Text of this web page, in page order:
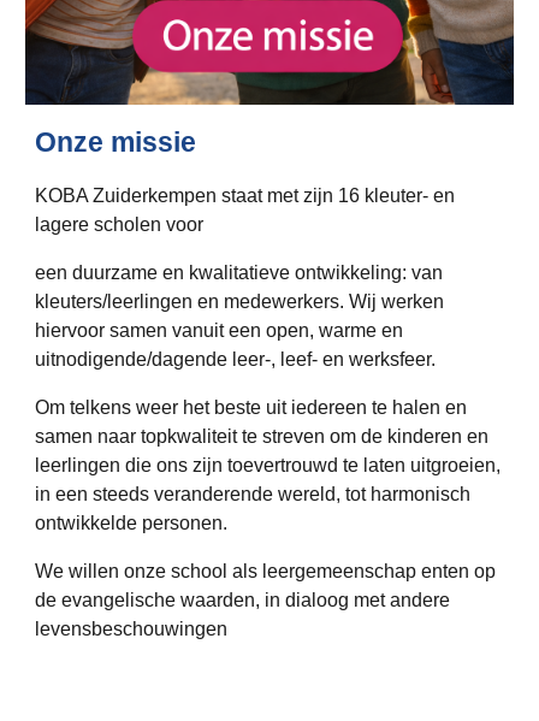
Onze missie
KOBA Zuiderkempen staat met zijn 16 kleuter- en
lagere scholen voor
een duurzame en kwalitatieve ontwikkeling: van
kleuters/leerlingen en medewerkers. Wij werken
hiervoor samen vanuit een open, warme en
uitnodigende/dagende leer-, leef- en werksfeer.
Om telkens weer het beste uit iedereen te halen en
samen naar topkwaliteit te streven om de kinderen en
leerlingen die ons zijn toevertrouwd te laten uitgroeien,
in een steeds veranderende wereld, tot harmonisch
ontwikkelde personen.
We willen onze school als leergemeenschap enten op
de evangelische waarden, in dialoog met andere
levensbeschouwingen